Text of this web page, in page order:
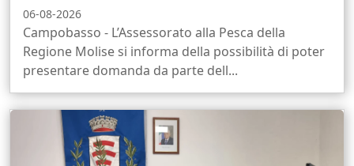
06-08-2026
Campobasso - L’Assessorato alla Pesca della
Regione Molise si informa della possibilità di poter
presentare domanda da parte dell...